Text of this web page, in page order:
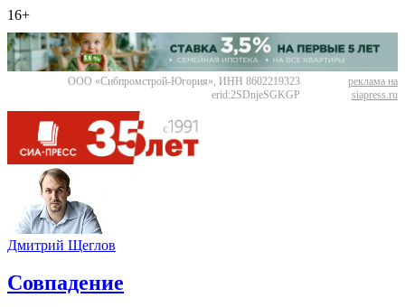
16+
ООО «Сибпромстрой-Югория», ИНН 8602219323
erid:2SDnjeSGKGP
реклама на
siapress.ru
Дмитрий Щеглов
​Совпадение